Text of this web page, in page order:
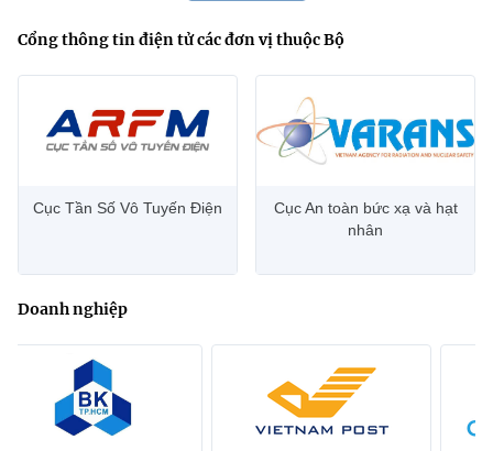
Cổng thông tin điện tử các đơn vị thuộc Bộ
Cục Tần Số Vô Tuyến Điện
Cục An toàn bức xạ và hạt
nhân
Doanh nghiệp